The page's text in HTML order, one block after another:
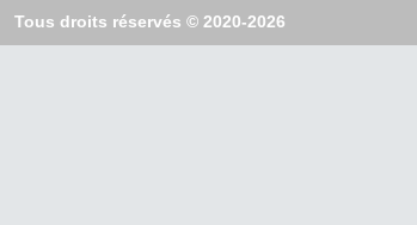
Tous droits réservés © 2020-2026